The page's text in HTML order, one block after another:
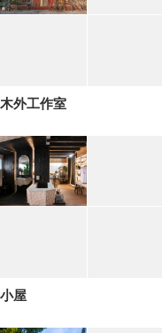
木外工作室
小屋